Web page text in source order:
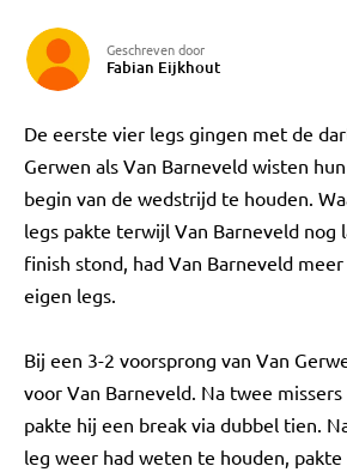
Geschreven door
Fabian Eijkhout
De eerste vier legs gingen met de
Gerwen als Van Barneveld wisten
begin van de wedstrijd te houden.
legs pakte terwijl Van Barneveld nog
finish stond, had Van Barneveld
eigen legs.
Bij een 3-2 voorsprong van Van
voor Van Barneveld. Na twee
pakte hij een break via dubbel tien.
leg weer had weten te houden,